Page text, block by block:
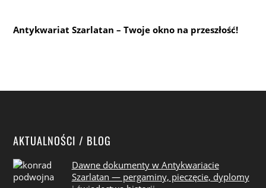
Antykwariat Szarlatan – Twoje okno na przeszłość!
AKTUALNOŚCI / BLOG
Dawne dokumenty w Antykwariacie
Szarlatan — pergaminy, pieczęcie, dyplomy